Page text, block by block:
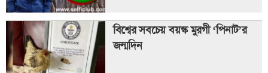
বিশ্বের সবচেয় বয়স্ক মুরগী ‘পিনাট’র
জন্মদিন